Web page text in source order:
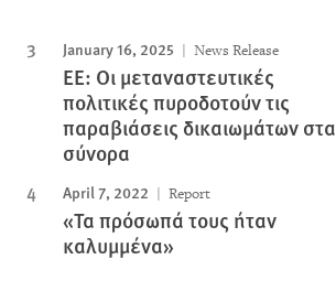
January 16, 2025 News Release
ΕΕ: Οι μεταναστευτικές
πολιτικές πυροδοτούν τις
παραβιάσεις δικαιωμάτων στα
σύνορα
April 7, 2022 Report
«Τα πρόσωπά τους ήταν
καλυμμένα»